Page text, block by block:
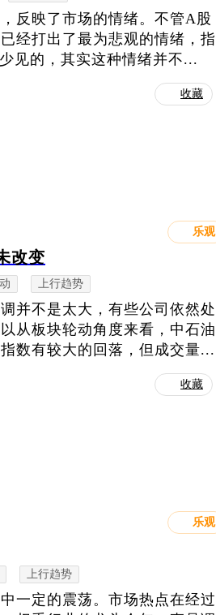
反映了市场的情绪。不管A股
经打出了最为悲观的情绪，指
见的，其实这种情绪并不...
收藏
乐观
改变
上行趋势
并不是太大，有些公司依然处
从板块轮动角度来看，中石油
数有较大的回落，但成交量...
收藏
乐观
上行趋势
一定的震荡。市场热点在经过